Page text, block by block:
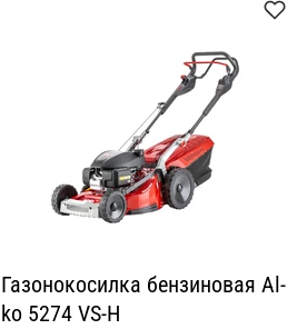
Газонокосилка бензиновая Al-
ko 5274 VS-H